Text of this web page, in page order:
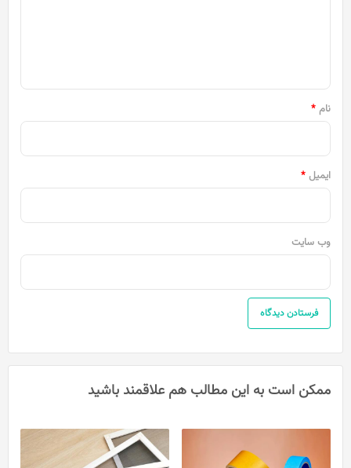
نام *
ایمیل *
وب‌ سایت
ممکن است به این مطالب هم علاقمند باشید